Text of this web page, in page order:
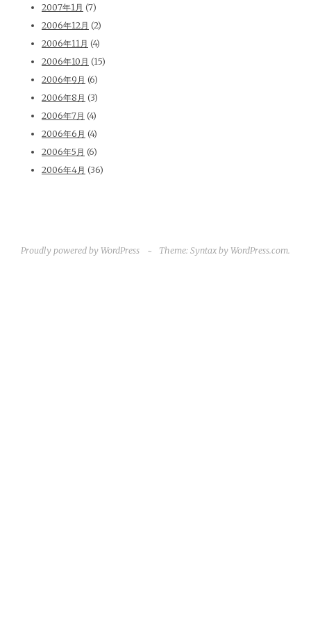
2007年1月 (7)
2006年12月 (2)
2006年11月 (4)
2006年10月 (15)
2006年9月 (6)
2006年8月 (3)
2006年7月 (4)
2006年6月 (4)
2006年5月 (6)
2006年4月 (36)
Proudly powered by WordPress ~ Theme: Syntax by WordPress.com